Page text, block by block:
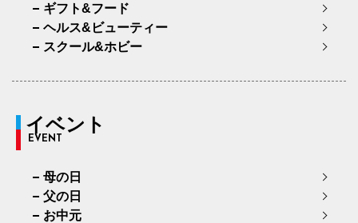
ギフト&フード
ヘルス&ビューティー
スクール&ホビー
イベント
EVENT
母の日
父の日
お中元